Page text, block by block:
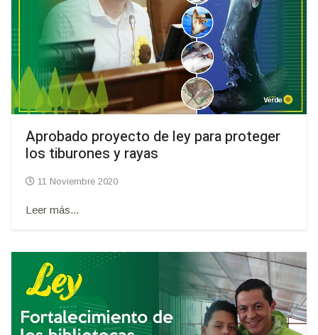
Aprobado proyecto de ley para proteger
los tiburones y rayas
11 Noviembre 2020
Leer más...